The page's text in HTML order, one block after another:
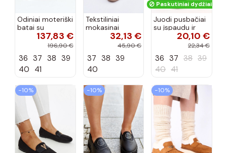
Odiniai moteriški
batai su
siūlėmis, pilies
tipo, Artiker
spalvos
137,83 €
196,90 €
36 37 38 39
40 41
Tekstiliniai
mokasinai
smėlio spalvos
32,13 €
45,90 €
37 38 39
40
Paskutiniai dydžiai!
Juodi pusbačiai
su įspaudu ir
kvadratiniu
priekiu Kerawa
20,10 €
22,34 €
36 37 38 39
40 41
−10% −10% −10%